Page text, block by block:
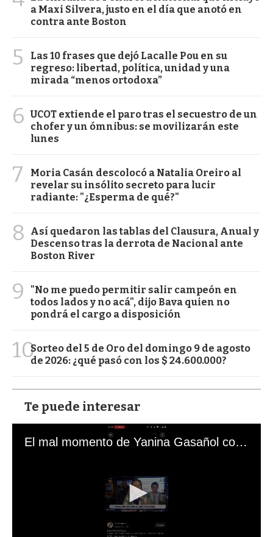
a Maxi Silvera, justo en el día que anotó en
contra ante Boston
5
Las 10 frases que dejó Lacalle Pou en su
regreso: libertad, política, unidad y una
mirada “menos ortodoxa”
6 UCOT extiende el paro tras el secuestro de un
chofer y un ómnibus: se movilizarán este
lunes
7
Moria Casán descolocó a Natalia Oreiro al
revelar su insólito secreto para lucir
radiante: "¿Esperma de qué?"
8
Así quedaron las tablas del Clausura, Anual y
Descenso tras la derrota de Nacional ante
Boston River
9
"No me puedo permitir salir campeón en
todos lados y no acá", dijo Bava quien no
pondrá el cargo a disposición
10Sorteo del 5 de Oro del domingo 9 de agosto
de 2026: ¿qué pasó con los $ 24.600.000?
Te puede interesar
El mal momento de Yanina Gasañol con un hincha argentino en "Subrayado"